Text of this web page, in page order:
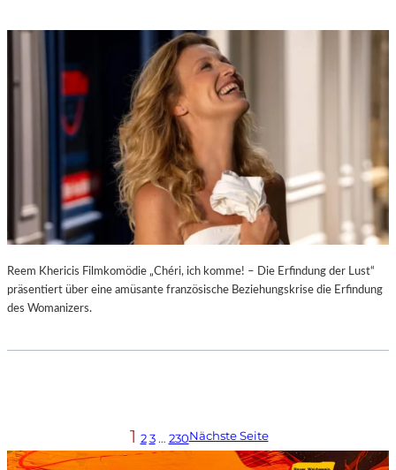
Reem Khericis Filmkomödie „Chéri, ich komme! – Die Erfindung der Lust“
präsentiert über eine amüsante französische Beziehungskrise die Erfindung
des Womanizers.
1 2 3 … 230Nächste Seite